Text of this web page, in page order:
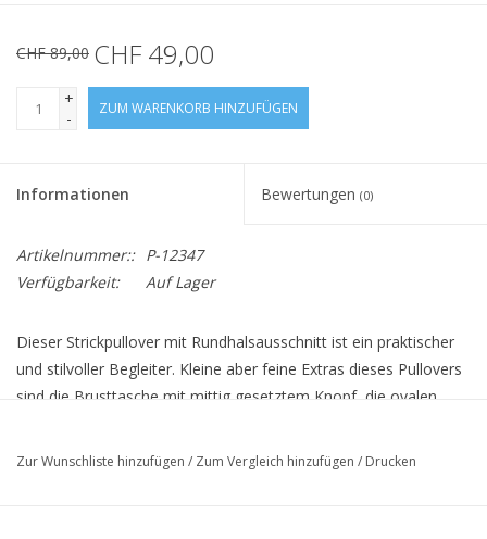
CHF 89,00 CHF 49,00
+
-
ZUM WARENKORB HINZUFÜGEN
Informationen Bewertungen (0)
Artikelnummer:: P-12347
Verfügbarkeit:
Auf Lager
Dieser Strickpullover mit Rundhalsausschnitt ist ein praktischer
und stilvoller Begleiter. Kleine aber feine Extras dieses Pullovers
sind die Brusttasche mit mittig gesetztem Knopf, die ovalen
an der Seitennaht. Dieses vielseitige Basic bringt einen Hauch
Zur Wunschliste hinzufügen / Zum Vergleich hinzufügen / Drucken